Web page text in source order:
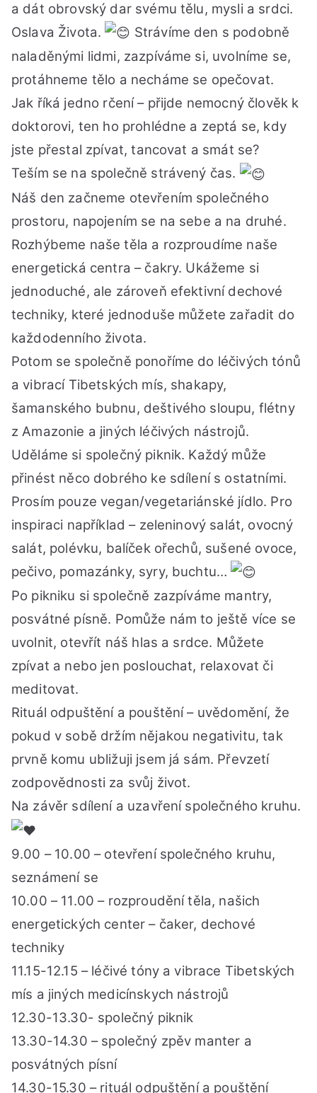
a dát obrovský dar svému tělu, mysli a srdci.
Oslava Života.
Strávíme den s podobně
naladěnými lidmi, zazpíváme si, uvolníme se,
protáhneme tělo a necháme se opečovat.
Jak říká jedno rčení – přijde nemocný člověk k
doktorovi, ten ho prohlédne a zeptá se, kdy
jste přestal zpívat, tancovat a smát se?
Teším se na společně strávený čas.
Náš den začneme otevřením společného
prostoru, napojením se na sebe a na druhé.
Rozhýbeme naše těla a rozproudíme naše
energetická centra – čakry. Ukážeme si
jednoduché, ale zároveň efektivní dechové
techniky, které jednoduše můžete zařadit do
každodenního života.
Potom se společně ponoříme do léčivých tónů
a vibrací Tibetských mís, shakapy,
šamanského bubnu, deštivého sloupu, flétny
z Amazonie a jiných léčivých nástrojů.
Uděláme si společný piknik. Každý může
přinést něco dobrého ke sdílení s ostatními.
Prosím pouze vegan/vegetariánské jídlo. Pro
inspiraci například – zeleninový salát, ovocný
salát, polévku, balíček ořechů, sušené ovoce,
pečivo, pomazánky, syry, buchtu…
Po pikniku si společně zazpíváme mantry,
posvátné písně. Pomůže nám to ještě více se
uvolnit, otevřít náš hlas a srdce. Můžete
zpívat a nebo jen poslouchat, relaxovat či
meditovat.
Rituál odpuštění a pouštění – uvědomění, že
pokud v sobě držím nějakou negativitu, tak
prvně komu ubližuji jsem já sám. Převzetí
zodpovědnosti za svůj život.
Na závěr sdílení a uzavření společného kruhu.
9.00 – 10.00 – otevření společného kruhu,
seznámení se
10.00 – 11.00 – rozproudění těla, našich
energetických center – čaker, dechové
techniky
11.15-12.15 – léčivé tóny a vibrace Tibetských
mís a jiných medicínskych nástrojů
12.30-13.30- společný piknik
13.30-14.30 – společný zpěv manter a
posvátných písní
14.30-15.30 – rituál odpuštění a pouštění